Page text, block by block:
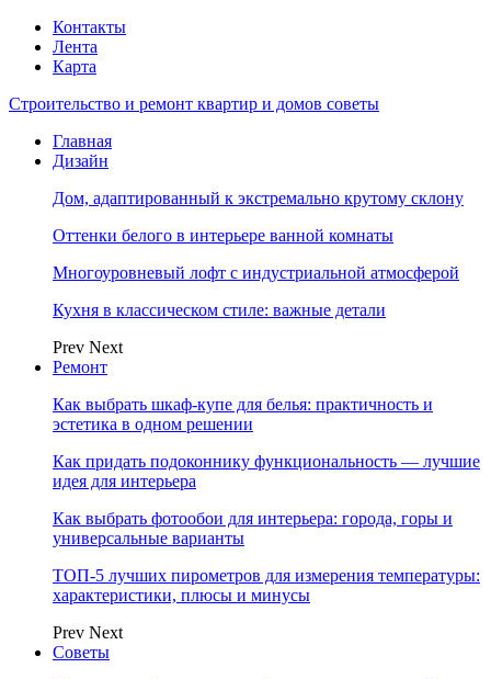
Контакты
Лента
Карта
Строительство и ремонт квартир и домов советы
Главная
Дизайн
Дом, адаптированный к экстремально крутому склону
Оттенки белого в интерьере ванной комнаты
Многоуровневый лофт с индустриальной атмосферой
Кухня в классическом стиле: важные детали
Prev Next
Ремонт
Как выбрать шкаф-купе для белья: практичность и
эстетика в одном решении
Как придать подоконнику функциональность — лучшие
идея для интерьера
Как выбрать фотообои для интерьера: города, горы и
универсальные варианты
ТОП-5 лучших пирометров для измерения температуры:
характеристики, плюсы и минусы
Prev Next
Советы